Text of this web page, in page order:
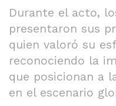
Durante el acto,
presentaron sus
quien valoró su
reconociendo la
que posicionan a
en el escenario